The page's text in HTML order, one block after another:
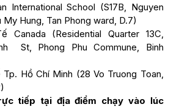
International School (S17B, Nguyen
My Hung, Tan Phong ward, D.7)
Canada (Residential Quarter 13C,
St, Phong Phu Commune, Binh
Hồ Chí Minh (28 Vo Truong Toan,
tiếp tại địa điểm chạy vào lúc